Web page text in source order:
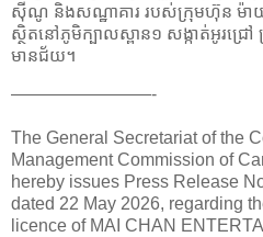
ស៊ីណូ និងសណ្ឋាគារ របស់ក្រុមហ៊ុន ម៉ា
ស្ថិតនៅភូមិក្បាលស្ពាន១ សង្កាត់អូរជ្រៅ
មានជ័យ។
————————-
The General Secretariat of the
Management Commission of
hereby issues Press Release
dated 22 May 2026, regarding
licence of MAI CHAN